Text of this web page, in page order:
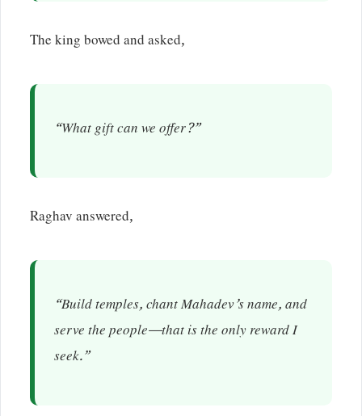
The king bowed and asked,
“What gift can we offer?”
Raghav answered,
“Build temples, chant Mahadev’s name, and
serve the people—that is the only reward I
seek.”